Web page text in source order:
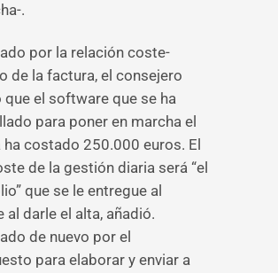
.
por la relación coste-
de la factura, el consejero
que el software que se ha
para poner en marcha el
costado 250.000 euros. El
de la gestión diaria será “el
que se le entregue al
al darle el alta, añadió.
de nuevo por el
para elaborar y enviar a